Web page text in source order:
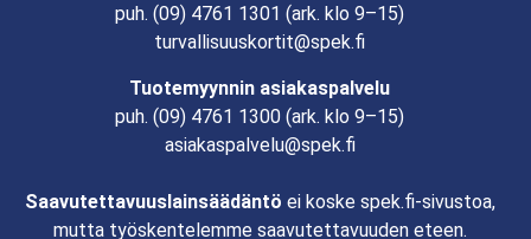
puh. (09) 4761 1301 (ark. klo 9–15)
turvallisuuskortit@spek.fi
Tuotemyynnin asiakaspalvelu
puh. (09) 4761 1300 (ark. klo 9–15)
asiakaspalvelu@spek.fi
Saavutettavuuslainsäädäntö ei koske spek.fi-sivustoa,
mutta työskentelemme saavutettavuuden eteen.